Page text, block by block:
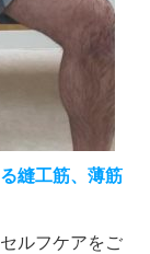
縫工筋、薄筋
ルフケアをご